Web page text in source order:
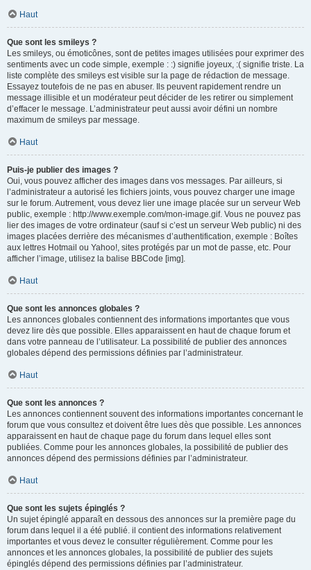
Haut
Que sont les smileys ?
Les smileys, ou émoticônes, sont de petites images utilisées pour exprimer des
sentiments avec un code simple, exemple : :) signifie joyeux, :( signifie triste. La
liste complète des smileys est visible sur la page de rédaction de message.
Essayez toutefois de ne pas en abuser. Ils peuvent rapidement rendre un
message illisible et un modérateur peut décider de les retirer ou simplement
d’effacer le message. L’administrateur peut aussi avoir défini un nombre
maximum de smileys par message.
Haut
Puis-je publier des images ?
Oui, vous pouvez afficher des images dans vos messages. Par ailleurs, si
l’administrateur a autorisé les fichiers joints, vous pouvez charger une image
sur le forum. Autrement, vous devez lier une image placée sur un serveur Web
public, exemple : http://www.exemple.com/mon-image.gif. Vous ne pouvez pas
lier des images de votre ordinateur (sauf si c’est un serveur Web public) ni des
images placées derrière des mécanismes d’authentification, exemple : Boîtes
aux lettres Hotmail ou Yahoo!, sites protégés par un mot de passe, etc. Pour
afficher l’image, utilisez la balise BBCode [img].
Haut
Que sont les annonces globales ?
Les annonces globales contiennent des informations importantes que vous
devez lire dès que possible. Elles apparaissent en haut de chaque forum et
dans votre panneau de l’utilisateur. La possibilité de publier des annonces
globales dépend des permissions définies par l’administrateur.
Haut
Que sont les annonces ?
Les annonces contiennent souvent des informations importantes concernant le
forum que vous consultez et doivent être lues dès que possible. Les annonces
apparaissent en haut de chaque page du forum dans lequel elles sont
publiées. Comme pour les annonces globales, la possibilité de publier des
annonces dépend des permissions définies par l’administrateur.
Haut
Que sont les sujets épinglés ?
Un sujet épinglé apparaît en dessous des annonces sur la première page du
forum dans lequel il a été publié. il contient des informations relativement
importantes et vous devez le consulter régulièrement. Comme pour les
annonces et les annonces globales, la possibilité de publier des sujets
épinglés dépend des permissions définies par l’administrateur.